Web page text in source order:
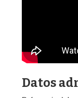
Datos